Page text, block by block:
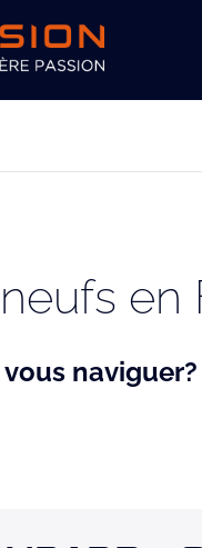
en
naviguer?